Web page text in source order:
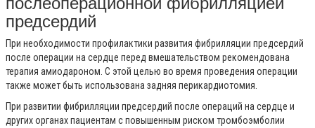
предсердий
При необходимости профилактики развития фибрилляции предсердий
после операции на сердце перед вмешательством рекомендована
терапия амиодароном. С этой целью во время проведения операции
также может быть использована задняя перикардиотомия.
При развитии фибрилляции предсердий после операций на сердце и
других органах пациентам с повышенным риском тромбоэмболии